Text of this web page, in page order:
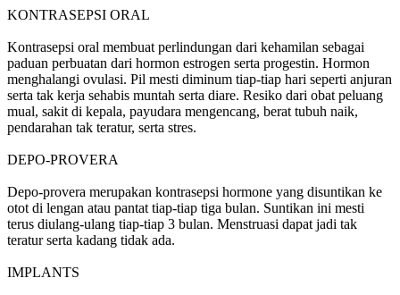
KONTRASEPSI ORAL
Kontrasepsi oral membuat perlindungan dari kehamilan sebagai
paduan perbuatan dari hormon estrogen serta progestin. Hormon
menghalangi ovulasi. Pil mesti diminum tiap-tiap hari seperti anjuran
serta tak kerja sehabis muntah serta diare. Resiko dari obat peluang
mual, sakit di kepala, payudara mengencang, berat tubuh naik,
pendarahan tak teratur, serta stres.
DEPO-PROVERA
Depo-provera merupakan kontrasepsi hormone yang disuntikan ke
otot di lengan atau pantat tiap-tiap tiga bulan. Suntikan ini mesti
terus diulang-ulang tiap-tiap 3 bulan. Menstruasi dapat jadi tak
teratur serta kadang tidak ada.
IMPLANTS